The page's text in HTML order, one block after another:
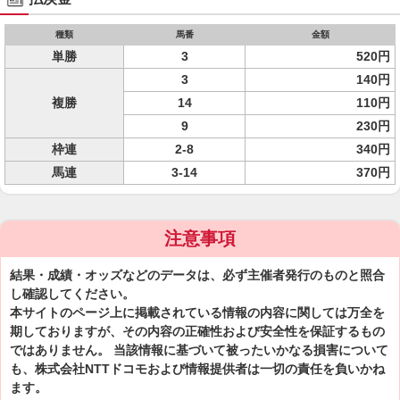
種類 馬番 金額
単勝 3 520円
複勝
3
140円
14
110円
9
230円
枠連
2-8
340円
馬連
3-14 370円
注意事項
結果・成績・オッズなどのデータは、必ず主催者発行のものと照合
し確認してください。
本サイトのページ上に掲載されている情報の内容に関しては万全を
期しておりますが、その内容の正確性および安全性を保証するもの
ではありません。 当該情報に基づいて被ったいかなる損害について
も、株式会社NTTドコモおよび情報提供者は一切の責任を負いかね
ます。